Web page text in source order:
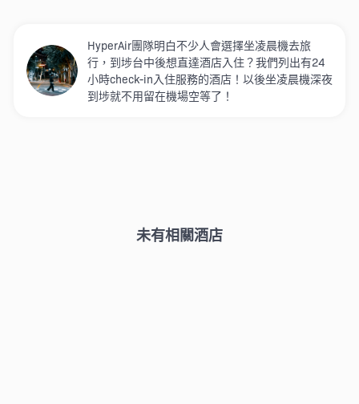
HyperAir團隊明白不少人會選擇坐凌晨機去旅
行，到埗台中後想直達酒店入住？我們列出有24
小時check-in入住服務的酒店！以後坐凌晨機深夜
到埗就不用留在機場空等了！
未有相關酒店